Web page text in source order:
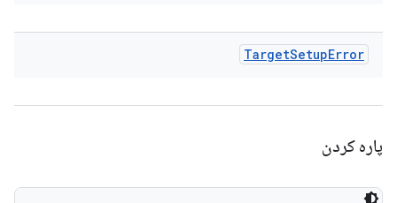
TargetSetupError
پاره کردن